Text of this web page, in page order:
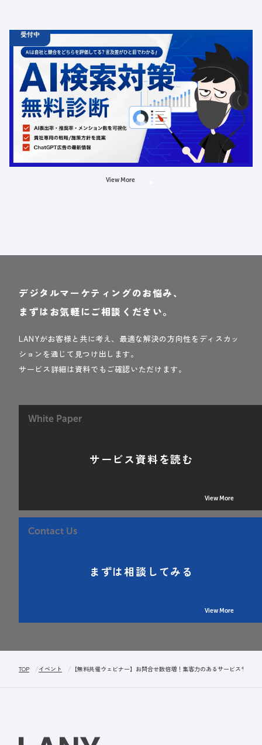
受付中
診断
12.31 00:00
ChatGPT広告の最新動向・AI検索対策に関する無料相談
受付中
定員数：500名
金額：無料
場所：オンライン
LLMO 広告
View More
デジタルマーケティングのお悩み、
まずはお気軽にご相談ください。
LANYがお客様と共に考え、最適な解決の方向性をディスカッ
ションを通じて見つけ出します。
サービス詳細は資料でもご確認いただけます。
White Paper
サービス資料を読む
View More
Contact Us
まずは相談してみる
View More
TOP イベント 【無料共催ウェビナー】お問合せ数倍増！集客力のあるサービスサイ